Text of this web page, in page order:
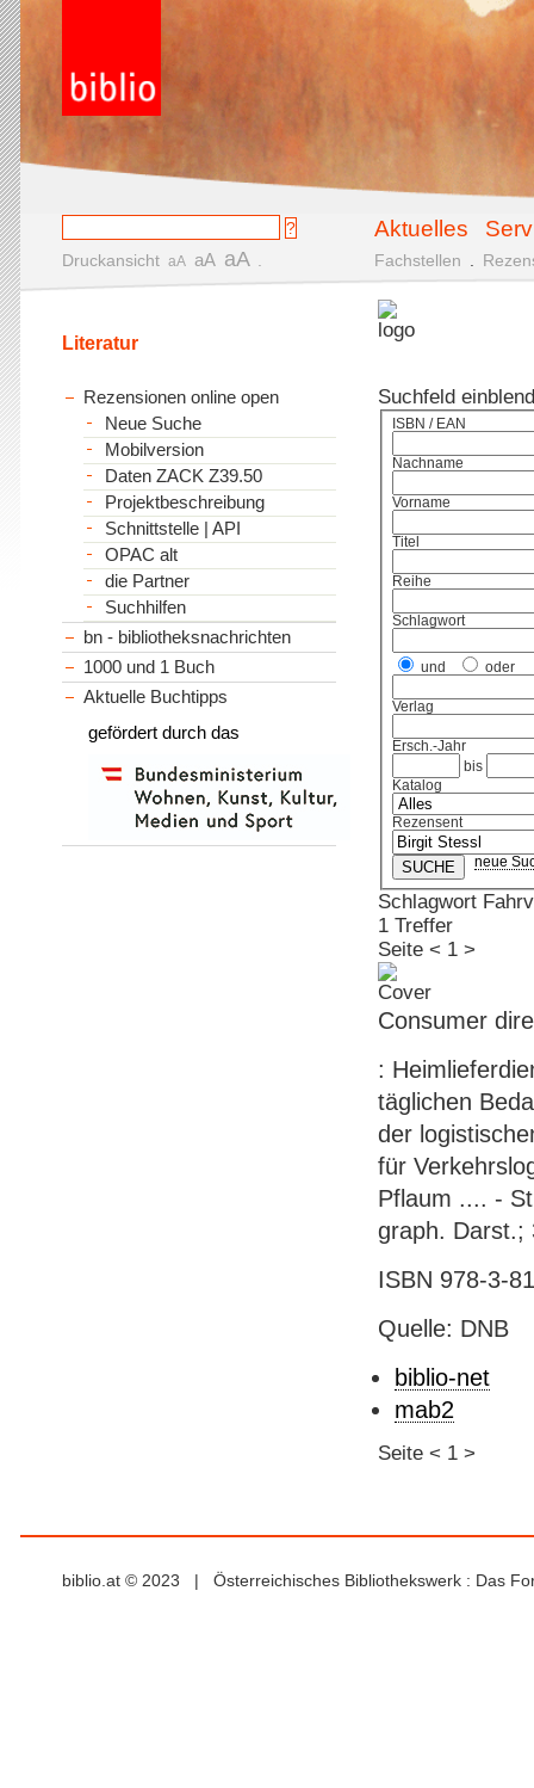
Aktuelles
Druckansicht aA aA aA Fachstellen
Suchfeld
ISBN / EAN
Nachname
Vorname
Titel
Reihe
Schlagwort
und oder
Verlag
Ersch.-Jahr
bis
Katalog
Rezensent
neue
Schlagwort
1 Treffer
Seite < 1 >
Consumer
:
täglichen
der
für
Pflaum .... -
graph. Darst.;
ISBN 978-3-
Quelle: DNB
biblio-net
mab2
Seite < 1 >
Literatur
Rezensionen online open
Neue Suche
Mobilversion
Daten ZACK Z39.50
Projektbeschreibung
Schnittstelle | API
OPAC alt
die Partner
Suchhilfen
bn - bibliotheksnachrichten
1000 und 1 Buch
Aktuelle Buchtipps
gefördert durch das
biblio.at © 2023 | Österreichisches Bibliothekswerk : Das